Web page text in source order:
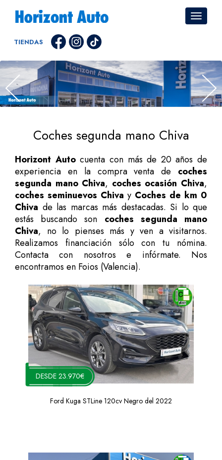
TIENDAS
Coches segunda mano Chiva
Horizont Autocuenta con más de 20 años de
experiencia en la compra venta de coches
segunda mano Chiva, coches ocasión Chiva,
coches seminuevos Chiva y Coches de km 0
Chiva de las marcas más destacadas. Si lo que
estás buscando son coches segunda mano
Chiva, no lo pienses más y ven a visitarnos.
Realizamos financiación sólo con tu nómina.
Contacta con nosotros e infórmate. Nos
encontramos en Foios (Valencia).
DESDE 23.970€
Ford Kuga STLine 120cv Negro del 2022